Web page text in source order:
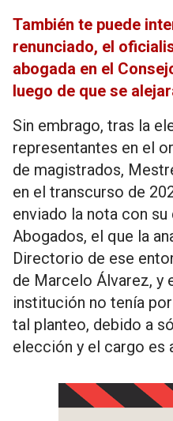
También te puede
renunciado, el
abogada en el
luego de que se
Sin embrago, tras la
representantes en el
de magistrados,
en el transcurso de
enviado la nota con
Abogados, el que la
Directorio de ese
de Marcelo Álvarez, y
institución no tenía
tal planteo, debido a
elección y el cargo es